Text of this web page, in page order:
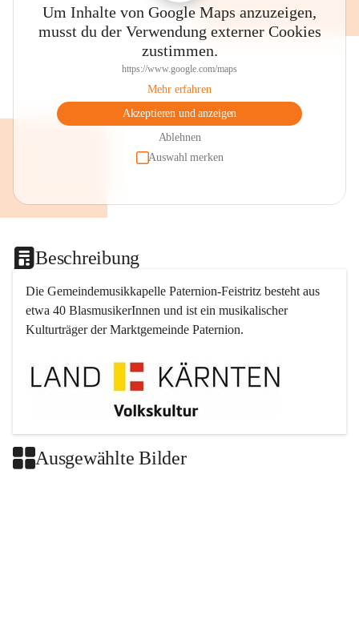
Um Inhalte von Google Maps anzuzeigen,
musst du der Verwendung externer Cookies
zustimmen.
https://www.google.com/maps
Mehr erfahren
Akzeptieren und anzeigen
Ablehnen
Auswahl merken
Beschreibung
Die Gemeindemusikkapelle Paternion-Feistritz besteht aus
etwa 40 BlasmusikerInnen und ist ein musikalischer
Kulturträger der Marktgemeinde Paternion.
Ausgewählte Bilder